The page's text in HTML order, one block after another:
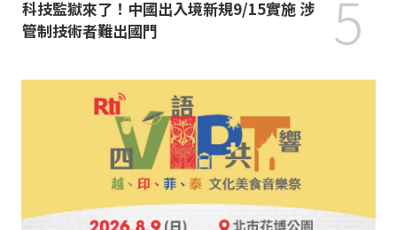
科技監獄來了！中國出入境新規9/15實施 涉
管制技術者難出國門
5